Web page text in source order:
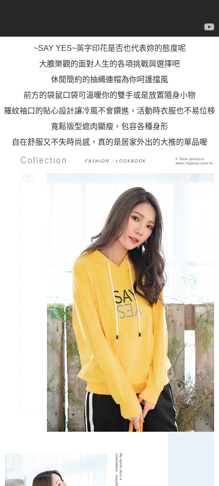
~SAY YES~英字印花是否也代表妳的態度呢
大膽樂觀的面對人生的各項挑戰與選擇吧
休閒簡約的抽繩連帽為你呵護擋風
前方的袋鼠口袋可溫暖你的雙手或是放置隨身小物
羅紋袖口的貼心設計讓冷風不會鑽進，活動時衣服也不易位移
寬鬆版型遮肉顯瘦，包容各種身形
自在舒服又不失時尚感，真的是居家外出的大推的單品喔